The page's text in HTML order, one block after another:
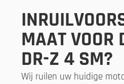
MAAT VOOR
DR-Z 4 SM?
Wij ruilen uw huidige